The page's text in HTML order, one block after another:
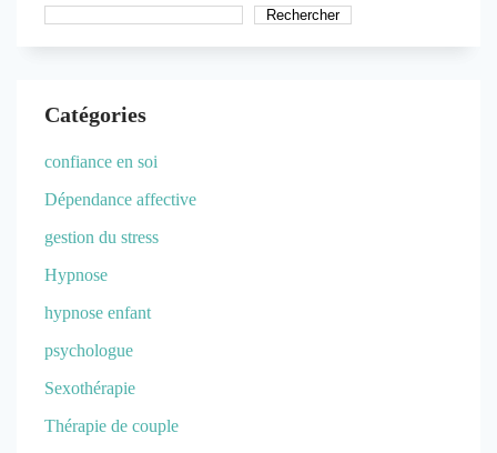
Rechercher
Catégories
confiance en soi
Dépendance affective
gestion du stress
Hypnose
hypnose enfant
psychologue
Sexothérapie
Thérapie de couple